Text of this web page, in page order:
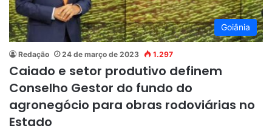
Goiânia
Redação 24 de março de 2023 1.297
Caiado e setor produtivo definem
Conselho Gestor do fundo do
agronegócio para obras rodoviárias no
Estado